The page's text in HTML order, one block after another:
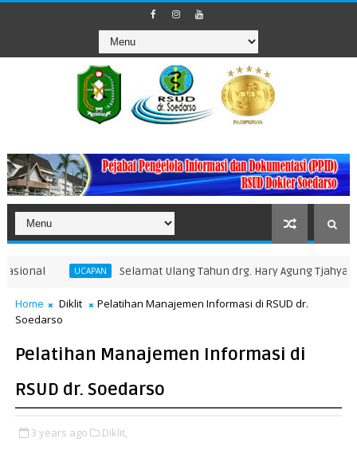
UCAPAN Selamat Ulang Tahun drg. Hary Agung Tjahyadi, M.Kes.
Home Diklit
Pelatihan Manajemen Informasi di RSUD dr.
Soedarso
Pelatihan Manajemen Informasi di
RSUD dr. Soedarso
3 years ago Diklit,